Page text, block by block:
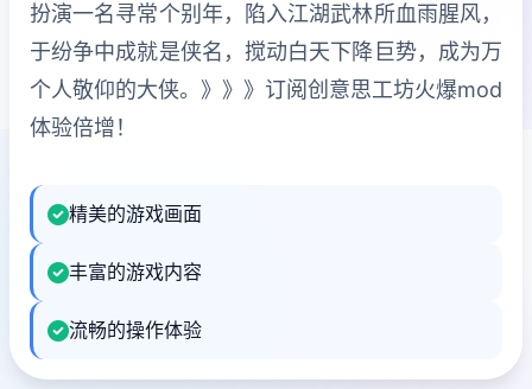
扮演一名寻常个别年，陷入江湖武林所血雨腥风，
于纷争中成就是侠名，搅动白天下降巨势，成为万
个人敬仰的大侠。》》》订阅创意思工坊火爆mod
体验倍增！
精美的游戏画面
丰富的游戏内容
流畅的操作体验